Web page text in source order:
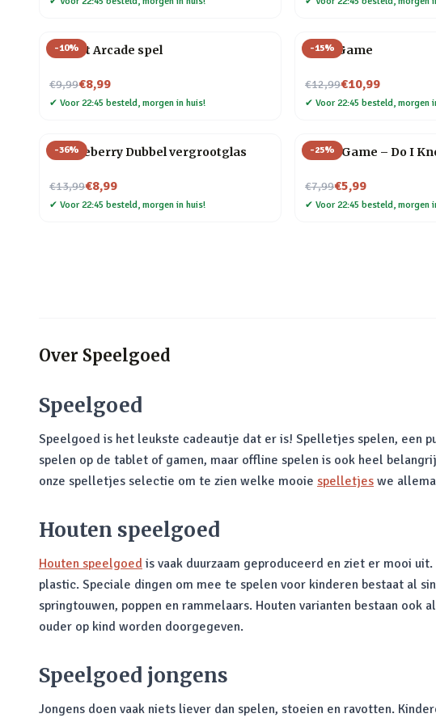
-10%
Pocket Arcade spel
€9,99
Nu voor€8,99
✔ Voor 22:45 besteld, morgen in huis!
-15%
Knot Game
€12,99
Nu voor€10,99
✔ Voor 22:45 besteld, morgen
-36%
Huckleberry Dubbel vergrootglas
€13,99
Nu voor€8,99
✔ Voor 22:45 besteld, morgen in huis!
-25%
Trivia Game – Do I
€7,99
Nu voor€5,99
✔ Voor 22:45 besteld, morgen
Over Speelgoed
Speelgoed
Speelgoed is het leukste cadeautje dat er is! Spelletjes spelen, een
spelen op de tablet of gamen, maar offline spelen is ook heel
onze spelletjes selectie om te zien welke mooie spelletjes we
Houten speelgoed
Houten speelgoed is vaak duurzaam geproduceerd en ziet er mooi
plastic. Speciale dingen om mee te spelen voor kinderen bestaat al
springtouwen, poppen en rammelaars. Houten varianten bestaan
ouder op kind worden doorgegeven.
Speelgoed jongens
Jongens doen vaak niets liever dan spelen, stoeien en ravotten.